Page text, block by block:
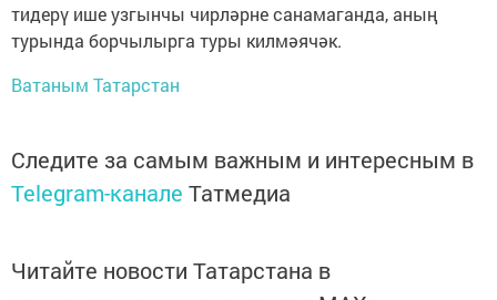
тидерү ише узгынчы чирләрне санамаганда, аның
турында борчылырга туры килмәячәк.
Ватаным Татарстан
Следите за самым важным и интересным в
Telegram-канале Татмедиа
Читайте новости Татарстана в